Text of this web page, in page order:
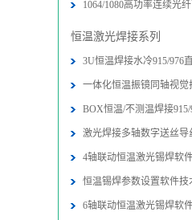
恒温激光焊接系列